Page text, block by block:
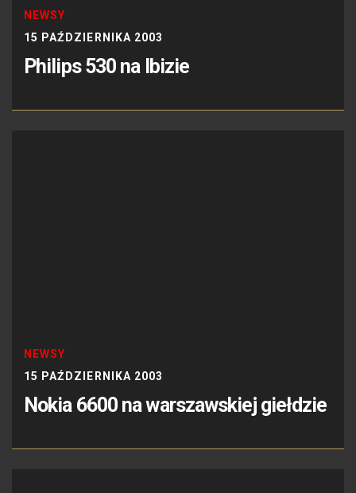
NEWSY
15 PAŹDZIERNIKA 2003
Philips 530 na Ibizie
NEWSY
15 PAŹDZIERNIKA 2003
Nokia 6600 na warszawskiej giełdzie